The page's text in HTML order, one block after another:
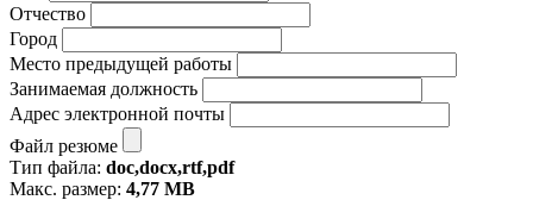
Отчество
Город
Место предыдущей работы
Занимаемая должность
Адрес электронной почты
Файл резюме
Тип файла: doc,docx,rtf,pdf
Макс. размер: 4,77 MB